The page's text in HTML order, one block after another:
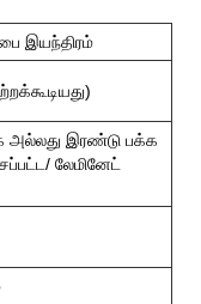
இயந்திரம்
அல்லது இரண்டு பக்க
லேமினேட்